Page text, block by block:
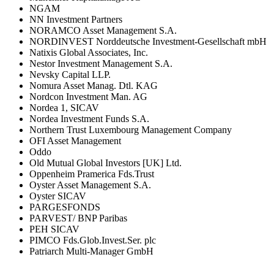
NGAM
NN Investment Partners
NORAMCO Asset Management S.A.
NORDINVEST Norddeutsche Investment-Gesellschaft mbH
Natixis Global Associates, Inc.
Nestor Investment Management S.A.
Nevsky Capital LLP.
Nomura Asset Manag. Dtl. KAG
Nordcon Investment Man. AG
Nordea 1, SICAV
Nordea Investment Funds S.A.
Northern Trust Luxembourg Management Company
OFI Asset Management
Oddo
Old Mutual Global Investors [UK] Ltd.
Oppenheim Pramerica Fds.Trust
Oyster Asset Management S.A.
Oyster SICAV
PARGESFONDS
PARVEST/ BNP Paribas
PEH SICAV
PIMCO Fds.Glob.Invest.Ser. plc
Patriarch Multi-Manager GmbH